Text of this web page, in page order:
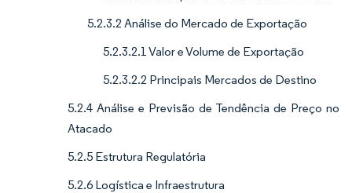
5.2.3.2 Análise do Mercado de Exportação
5.2.3.2.1 Valor e Volume de Exportação
5.2.3.2.2 Principais Mercados de Destino
5.2.4 Análise e Previsão de Tendência de Preço no
Atacado
5.2.5 Estrutura Regulatória
5.2.6 Logística e Infraestrutura